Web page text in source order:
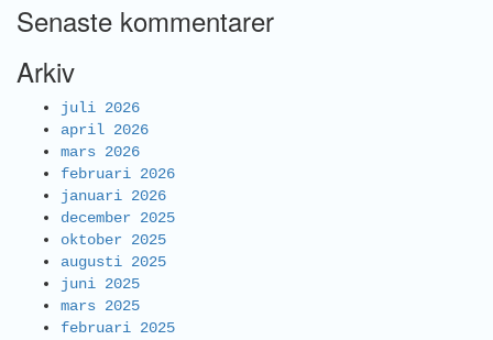
Senaste kommentarer
Arkiv
juli 2026
april 2026
mars 2026
februari 2026
januari 2026
december 2025
oktober 2025
augusti 2025
juni 2025
mars 2025
februari 2025